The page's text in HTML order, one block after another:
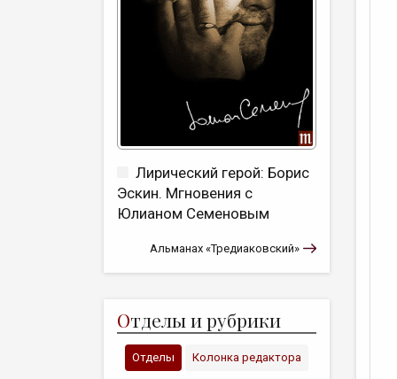
Лирический герой: Борис
Эскин. Мгновения с
Юлианом Семеновым
Альманах «Тредиаковский»
Отделы и рубрики
Отделы Колонка редактора